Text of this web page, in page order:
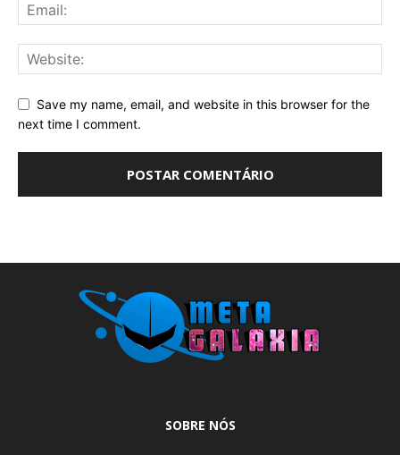
Save my name, email, and website in this browser for the
next time I comment.
SOBRE NÓS